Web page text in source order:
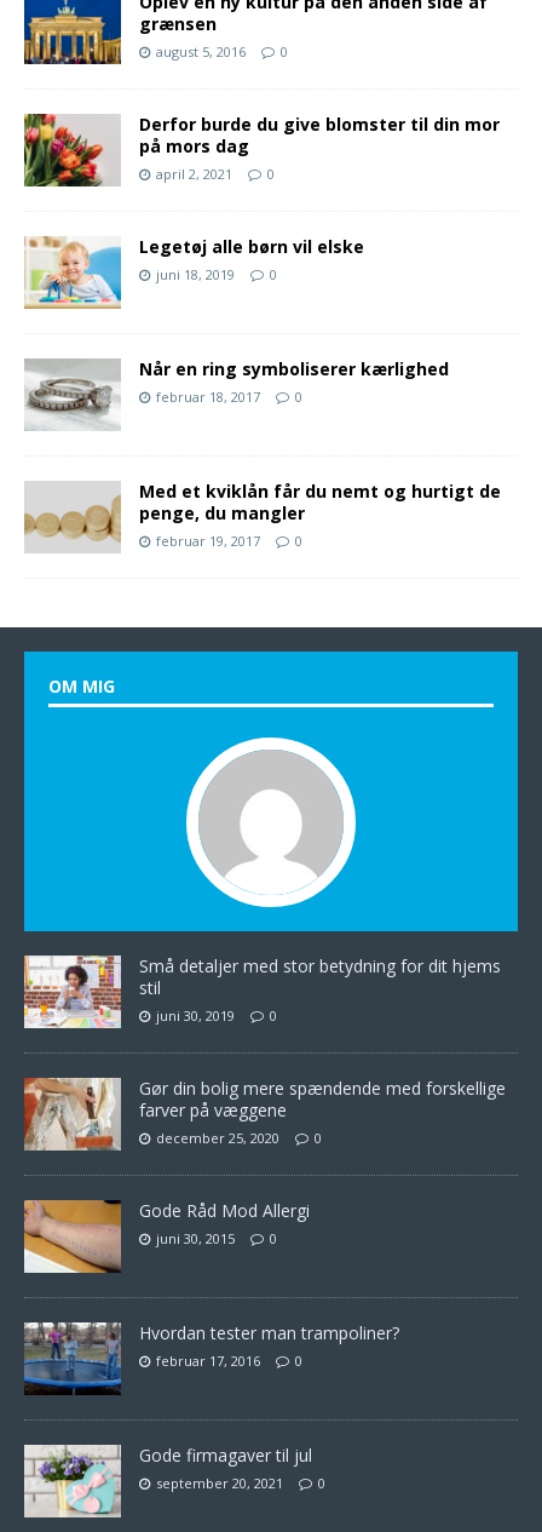
grænsen
august 5, 2016 0
Derfor burde du give blomster til din mor
på mors dag
april 2, 2021 0
Legetøj alle børn vil elske
juni 18, 2019 0
Når en ring symboliserer kærlighed
februar 18, 2017 0
Med et kviklån får du nemt og hurtigt de
penge, du mangler
februar 19, 2017 0
OM MIG
Små detaljer med stor betydning for dit hjems
stil
juni 30, 2019 0
Gør din bolig mere spændende med forskellige
farver på væggene
december 25, 2020 0
Gode Råd Mod Allergi
juni 30, 2015 0
Hvordan tester man trampoliner?
februar 17, 2016 0
Gode firmagaver til jul
september 20, 2021 0